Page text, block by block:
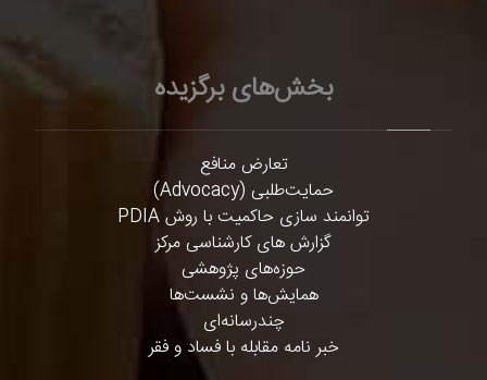
بخش‌های برگزیده
تعارض منافع
حمایت‌طلبی (Advocacy)
توانمند سازی حاکمیت با روش PDIA
گزارش های کارشناسی مرکز
حوزه‌های پژوهشی
همایش‌ها و نشست‌ها
چندرسانه‌ای
خبر نامه مقابله با فساد و فقر